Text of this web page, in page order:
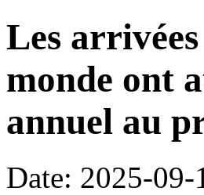
Les
monde ont
annuel au
Date: 2025-09-